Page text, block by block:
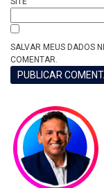
SALVAR MEUS DADOS
COMENTAR.